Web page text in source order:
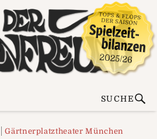
SUCHE
Gärtnerplatztheater München